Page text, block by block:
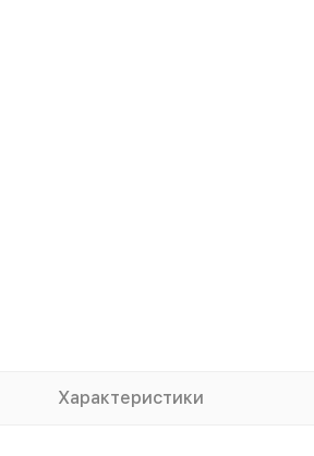
Характеристики